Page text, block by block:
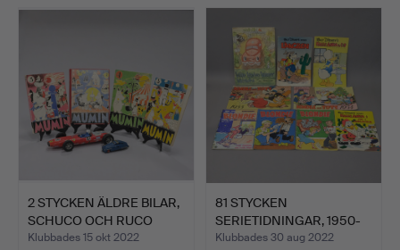
2 STYCKEN ÄLDRE BILAR,
SCHUCO OCH RUCO
SAM…
Klubbades 15 okt 2022
81 STYCKEN
SERIETIDNINGAR, 1950-
TAL.
Klubbades 30 aug 2022